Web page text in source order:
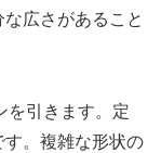
広さがあること
を引きます。定
。複雑な形状の